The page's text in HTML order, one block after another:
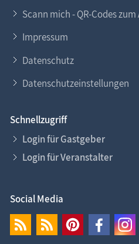
Scann mich - QR-Codes
Impressum
Datenschutz
Datenschutzeinstellungen
Schnellzugriff
Login für Gastgeber
Login für Veranstalter
Social Media